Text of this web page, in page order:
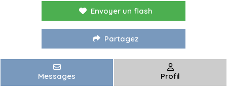
Envoyer un flash
Partagez
Messages Profil